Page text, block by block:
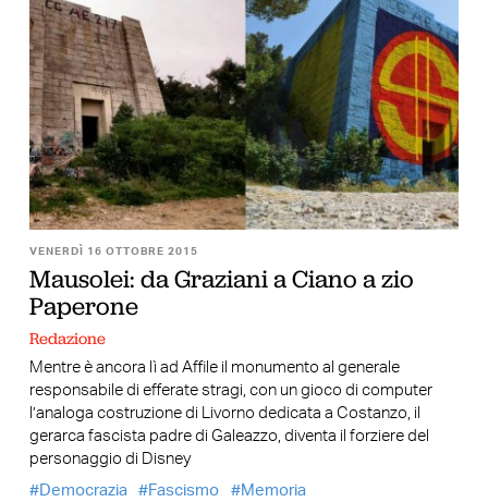
VENERDÌ 16 OTTOBRE 2015
Mausolei: da Graziani a Ciano a zio
Paperone
Redazione
Mentre è ancora lì ad Affile il monumento al generale
responsabile di efferate stragi, con un gioco di computer
l’analoga costruzione di Livorno dedicata a Costanzo, il
gerarca fascista padre di Galeazzo, diventa il forziere del
personaggio di Disney
Democrazia
Fascismo Memoria